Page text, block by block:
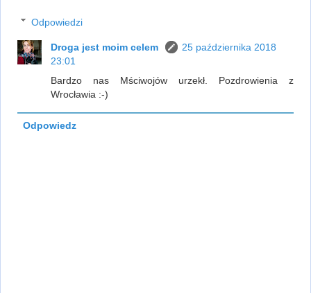
Odpowiedzi
Droga jest moim celem
25 października 2018
23:01
Bardzo nas Mściwojów urzekł. Pozdrowienia z
Wrocławia :-)
Odpowiedz